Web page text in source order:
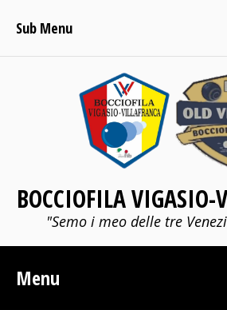
Sub Menu
BOCCIOFILA VIGASIO-
"Semo i meo delle tre
Menu